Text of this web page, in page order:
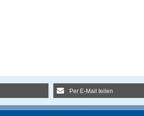
Per E-Mail teilen